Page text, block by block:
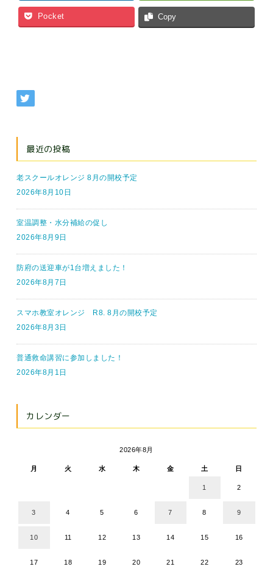
Pocket Copy
最近の投稿
老スクールオレンジ 8月の開校予定
2026年8月10日
室温調整・水分補給の促し
2026年8月9日
防府の送迎車が1台増えました！
2026年8月7日
スマホ教室オレンジ R8. 8月の開校予定
2026年8月3日
普通救命講習に参加しました！
2026年8月1日
カレンダー
2026年8月
月 火 水 木 金 土 日
1 2
3 4 5 6 7 8 9
10 11 12 13 14 15 16
17 18 19 20 21 22 23